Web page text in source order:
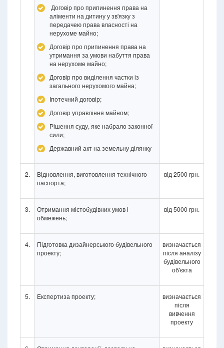
Договір про припинення права на
аліменти на дитину у зв'язку з
передачею права власності на
нерухоме майно;
Договір про припинення права на
утримання за умови набуття права
на нерухоме майно;
Договір про виділення частки із
загального нерухомого майна;
Іпотечний договір;
Договір управління майном;
Рішення суду, яке набрало законної
сили;
Державний акт на земельну ділянку
2.
Відновлення, виготовлення технічного
паспорта;
від 2500 грн.
3.
Отримання містобудівних умов і
обмежень;
від 5000 грн.
4.
Підготовка дизайнерського будівельного
проекту;
визначається
після аналізу
будівельного
об'єкта
5. Експертиза проекту;
визначається
після
вивчення
проекту